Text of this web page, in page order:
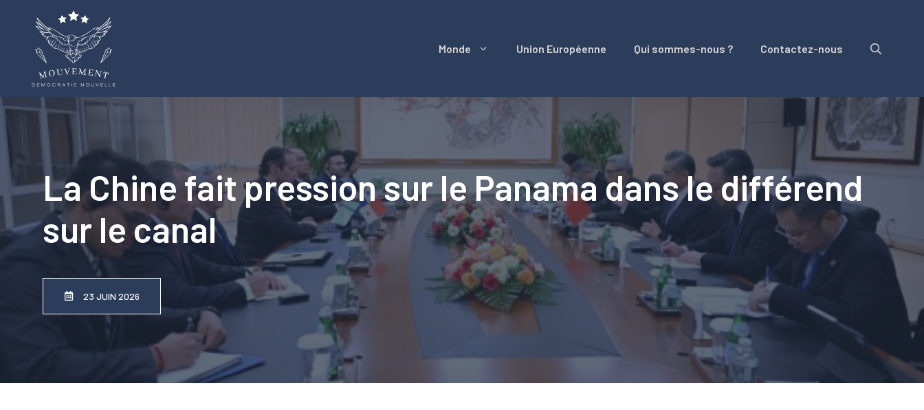
Monde Union Européenne Qui sommes-nous ? Contactez-nous
La Chine fait pression sur le Panama dans le différend
sur le canal
23 JUIN 2026